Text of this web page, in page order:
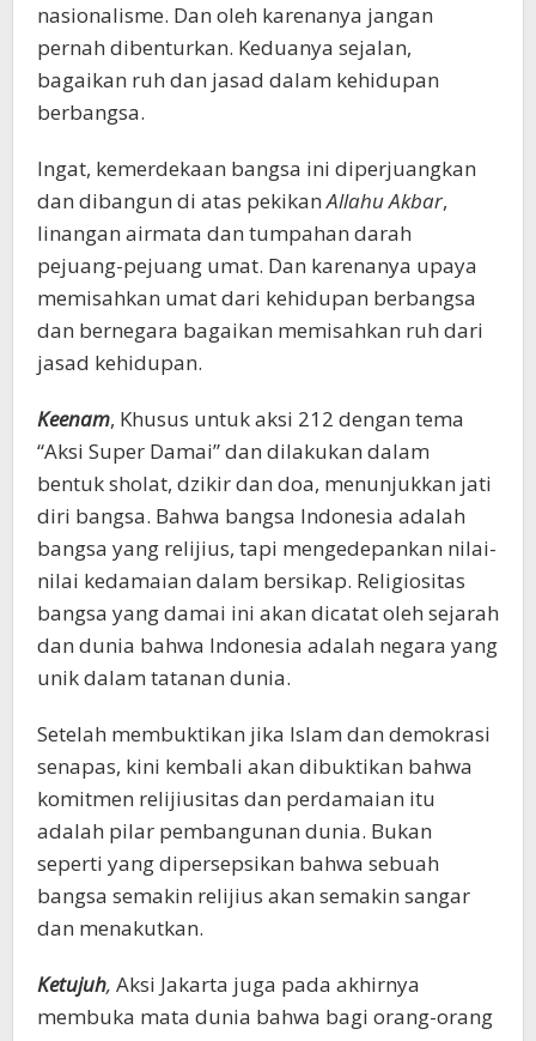
nasionalisme. Dan oleh karenanya jangan
pernah dibenturkan. Keduanya sejalan,
bagaikan ruh dan jasad dalam kehidupan
berbangsa.
Ingat, kemerdekaan bangsa ini diperjuangkan
dan dibangun di atas pekikanAllahu Akbar,
linangan airmata dan tumpahan darah
pejuang-pejuang umat. Dan karenanya upaya
memisahkan umat dari kehidupan berbangsa
dan bernegara bagaikan memisahkan ruh dari
jasad kehidupan.
Keenam, Khusus untuk aksi 212 dengan tema
“Aksi Super Damai” dan dilakukan dalam
bentuk sholat, dzikir dan doa, menunjukkan jati
diri bangsa. Bahwa bangsa Indonesia adalah
bangsa yang relijius, tapi mengedepankan nilai-
nilai kedamaian dalam bersikap. Religiositas
bangsa yang damai ini akan dicatat oleh sejarah
dan dunia bahwa Indonesia adalah negara yang
unik dalam tatanan dunia.
Setelah membuktikan jika Islam dan demokrasi
senapas, kini kembali akan dibuktikan bahwa
komitmen relijiusitas dan perdamaian itu
adalah pilar pembangunan dunia. Bukan
seperti yang dipersepsikan bahwa sebuah
bangsa semakin relijius akan semakin sangar
dan menakutkan.
Ketujuh, Aksi Jakarta juga pada akhirnya
membuka mata dunia bahwa bagi orang-orang